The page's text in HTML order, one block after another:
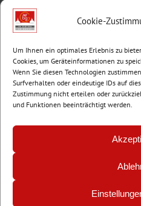
Cookie-
Um Ihnen ein optimales Erlebnis zu
Cookies, um Geräteinformationen zu
Wenn Sie diesen Technologien
Surfverhalten oder eindeutige IDs auf
Zustimmung nicht erteilen oder
und Funktionen beeinträchtigt werden.
Telefon:
E-Mail:
info@wbg-gotha.de
Impressum|